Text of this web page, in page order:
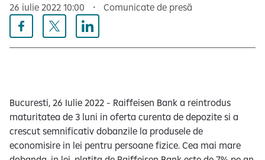
i
26 iulie 2022 10:00 Comunicate de presă
Bucuresti, 26 Iulie 2022 - Raiffeisen Bank a reintrodus
maturitatea de 3 luni in oferta curenta de depozite si a
crescut semnificativ dobanzile la produsele de
economisire in lei pentru persoane fizice. Cea mai mare